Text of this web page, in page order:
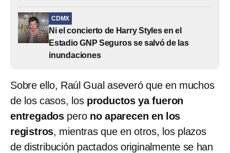
CDMX
Ni el concierto de Harry Styles en el
Estadio GNP Seguros se salvó de las
inundaciones
Sobre ello, Raúl Gual aseveró que en muchos
de los casos, losproductos ya fueron
entregados pero no aparecen en los
registros, mientras que en otros, los plazos
de distribución pactados originalmente se han